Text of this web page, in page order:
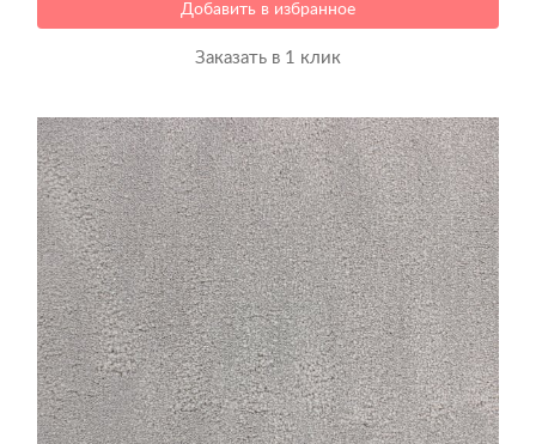
Добавить в избранное
Заказать в 1 клик